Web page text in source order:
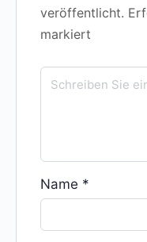
veröffentlicht.
markiert
Name *